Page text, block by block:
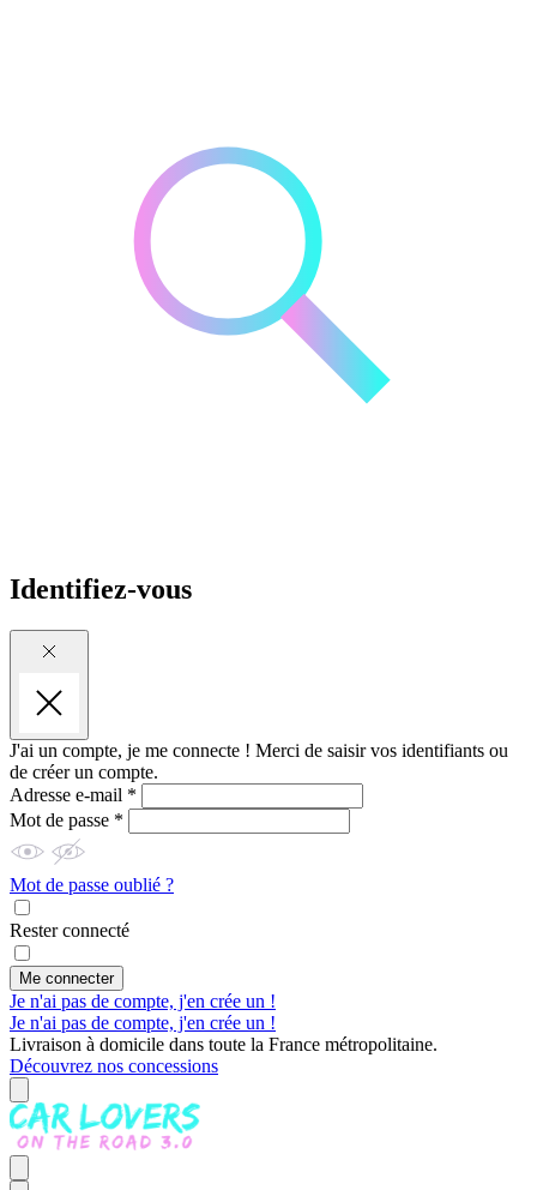
Identifiez-vous
J'ai un compte, je me connecte ! Merci de saisir vos identifiants ou
de créer un compte.
Adresse e-mail *
Mot de passe *
Mot de passe oublié ?
Rester connecté
Me connecter
Je n'ai pas de compte, j'en crée un !
Je n'ai pas de compte, j'en crée un !
Livraison à domicile dans toute la France métropolitaine.
Découvrez nos concessions